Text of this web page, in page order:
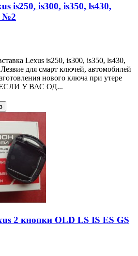
is250, is300, is350, ls430,
№2
Lexus is250, is300, is350, ls430,
для смарт ключей, автомобилей
нового ключа при утере
ЕСЛИ У ВАС ОД...
2 кнопки OLD LS IS ES GS